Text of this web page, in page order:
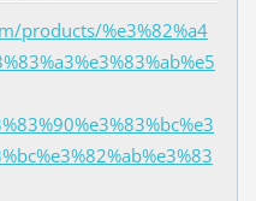
products/%e3%82%a4